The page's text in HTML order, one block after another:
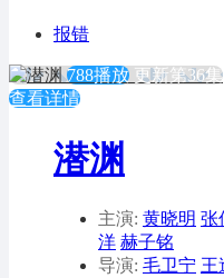
报错
788播放 更新第36集
查看详情
潜渊
主演: 黄晓明 张
洋 赫子铭
导演: 毛卫宁 王